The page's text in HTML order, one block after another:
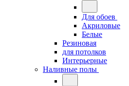
Для обоев
Акриловые
Белые
Резиновая
для потолков
Интерьерные
Наливные полы